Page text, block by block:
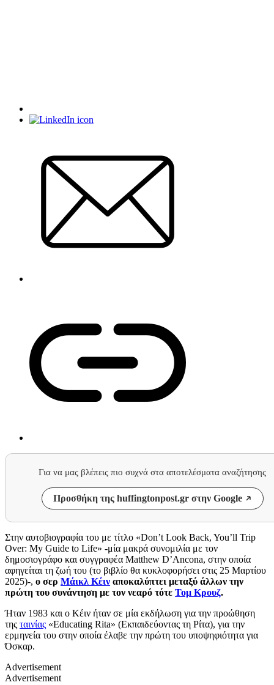
Για να μας βλέπεις πιο συχνά στα αποτελέσματα αναζήτησης
Προσθήκη της huffingtonpost.gr στην Google
Στην αυτοβιογραφία του με τίτλο «Don’t Look Back, You’ll Trip
Over: My Guide to Life» -μία μακρά συνομιλία με τον
δημοσιογράφο και συγγραφέα Matthew D’Ancona, στην οποία
αφηγείται τη ζωή του (το βιβλίο θα κυκλοφορήσει στις 25 Μαρτίου
2025)-, ο σερ Μάικλ Κέιν αποκαλύπτει μεταξύ άλλων την
πρώτη του συνάντηση με τον νεαρό τότε Τομ Κρουζ.
Ήταν 1983 και ο Κέιν ήταν σε μία εκδήλωση για την προώθηση
της ταινίας «Educating Rita» (Εκπαιδεύοντας τη Ρίτα), για την
ερμηνεία του στην οποία έλαβε την πρώτη του υποψηφιότητα για
Όσκαρ.
Advertisement
Advertisement